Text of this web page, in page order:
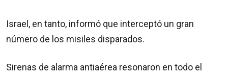
Israel, en tanto, informó que interceptó un gran
número de los misiles disparados.
Sirenas de alarma antiaérea resonaron en todo el